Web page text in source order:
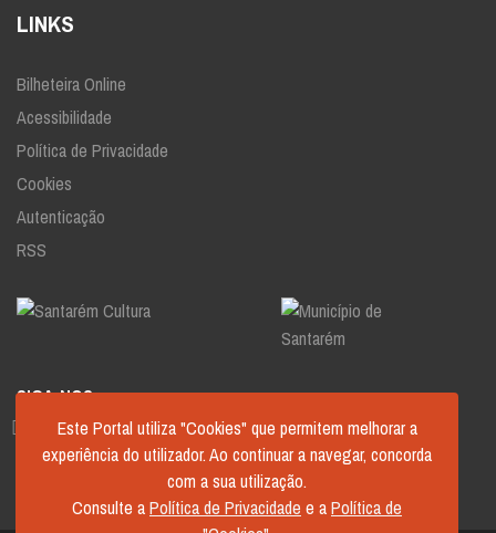
LINKS
Bilheteira Online
Acessibilidade
Política de Privacidade
Cookies
Autenticação
RSS
SIGA-NOS
Este Portal utiliza "Cookies" que permitem melhorar a
experiência do utilizador. Ao continuar a navegar, concorda
com a sua utilização.
Consulte aPolítica de Privacidade e aPolítica de